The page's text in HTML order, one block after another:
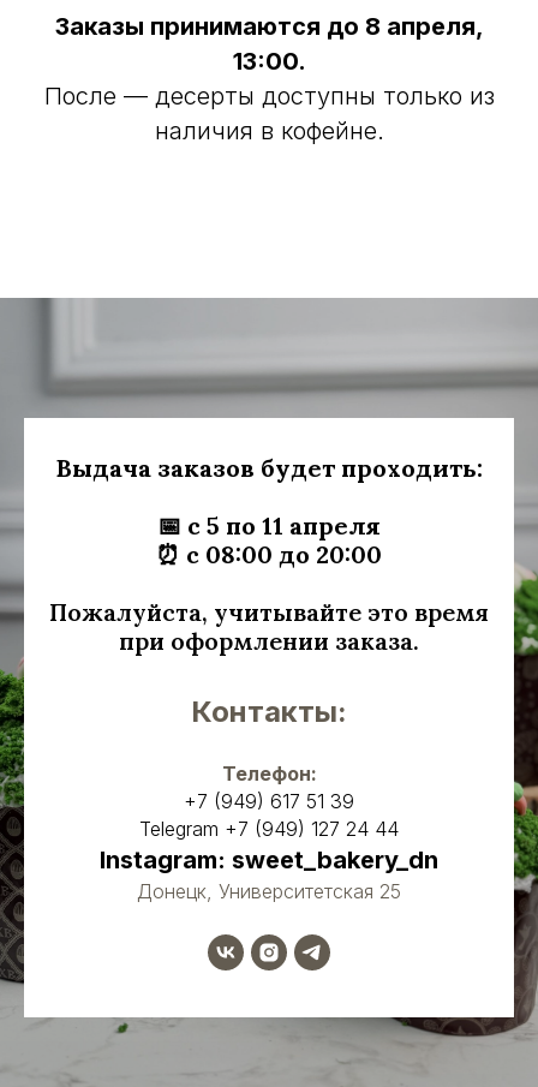
Заказы принимаются до 8 апреля,
13:00.
После — десерты доступны только из
наличия в кофейне.
Выдача заказов будет проходить:
📅 с 5 по 11 апреля
⏰ с 08:00 до 20:00
Пожалуйста, учитывайте это время
при оформлении заказа.
Контакты:
Телефон:
+7 (949) 617 51 39
Telegram +7 (949) 127 24 44
Instagram: sweet_bakery_dn
Донецк, Университетская 25